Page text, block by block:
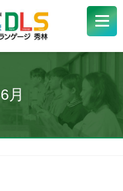
+
+
ト
月